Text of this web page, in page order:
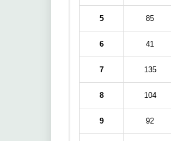
5 85
6 41
7 135
8 104
9 92